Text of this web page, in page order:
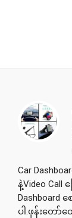
Car
နဲ့Video Call
Dashboard
ပါ.ဖုန်းတော်